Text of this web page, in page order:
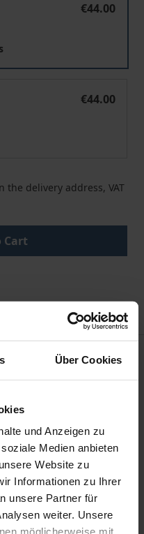
Über Cookies
und Anzeigen zu
Medien anbieten
Website zu
Informationen zu Ihrer
unsere Partner für
weiter. Unsere
möglicherweise mit
€44.00
€44.00
the delivery address, VAT
Cart
im Jahr 1991 war
verbundene
bereits eingeleitet.
der
zur Politik
vollen Umfange